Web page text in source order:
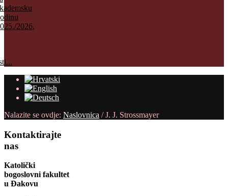
2026.
Nalazite se ovdje: Naslovnica /J. J. Strossmayer
Kontaktirajte
nas
Katolički
bogoslovni fakultet
u Đakovu